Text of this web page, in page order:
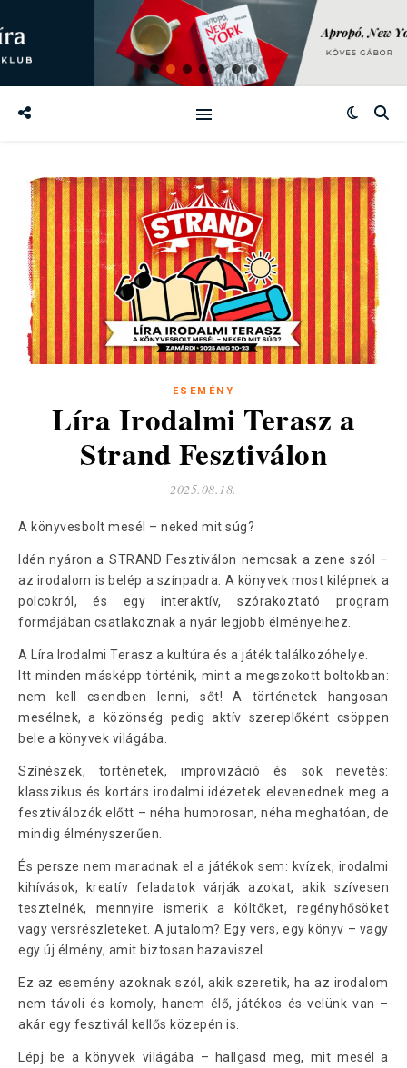
ESEMÉNY
Líra Irodalmi Terasz a
Strand Fesztiválon
2025.08.18.
A könyvesbolt mesél – neked mit súg?
Idén nyáron a STRAND Fesztiválon nemcsak a zene szól –
az irodalom is belép a színpadra. A könyvek most kilépnek a
polcokról, és egy interaktív, szórakoztató program
formájában csatlakoznak a nyár legjobb élményeihez.
A Líra Irodalmi Terasz a kultúra és a játék találkozóhelye.
Itt minden másképp történik, mint a megszokott boltokban:
nem kell csendben lenni, sőt! A történetek hangosan
mesélnek, a közönség pedig aktív szereplőként csöppen
bele a könyvek világába.
Színészek, történetek, improvizáció és sok nevetés:
klasszikus és kortárs irodalmi idézetek elevenednek meg a
fesztiválozók előtt – néha humorosan, néha meghatóan, de
mindig élményszerűen.
És persze nem maradnak el a játékok sem: kvízek, irodalmi
kihívások, kreatív feladatok várják azokat, akik szívesen
tesztelnék, mennyire ismerik a költőket, regényhősöket
vagy versrészleteket. A jutalom? Egy vers, egy könyv – vagy
egy új élmény, amit biztosan hazaviszel.
Ez az esemény azoknak szól, akik szeretik, ha az irodalom
nem távoli és komoly, hanem élő, játékos és velünk van –
akár egy fesztivál kellős közepén is.
Lépj be a könyvek világába – hallgasd meg, mit mesél a